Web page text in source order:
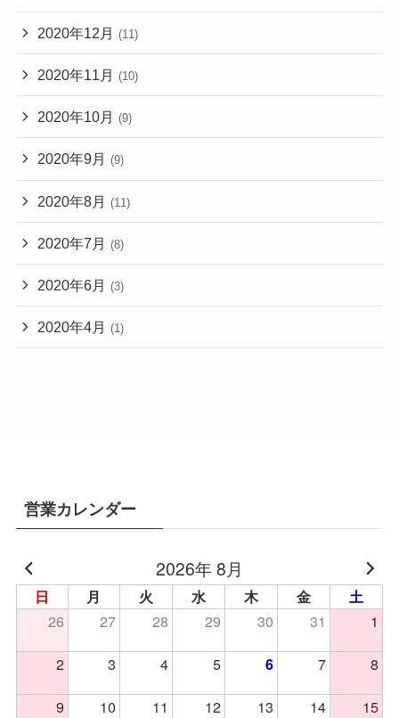
2020年12月 (11)
2020年11月 (10)
2020年10月 (9)
2020年9月 (9)
2020年8月 (11)
2020年7月 (8)
2020年6月 (3)
2020年4月 (1)
営業カレンダー
2026年 8月
日 月 火 水 木 金 土
26 27 28 29 30 31
1
2
3 4 5 6 7
8
9
10 11 12 13 14
15